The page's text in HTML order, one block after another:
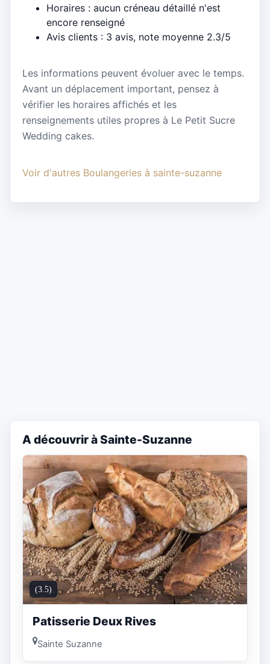
Horaires : aucun créneau détaillé n'est
encore renseigné
Avis clients : 3 avis, note moyenne 2.3/5
Les informations peuvent évoluer avec le temps.
Avant un déplacement important, pensez à
vérifier les horaires affichés et les
renseignements utiles propres à Le Petit Sucre
Wedding cakes.
Voir d'autres Boulangeries à sainte-suzanne
A découvrir à Sainte-Suzanne
(3.5)
Patisserie Deux Rives
Sainte Suzanne